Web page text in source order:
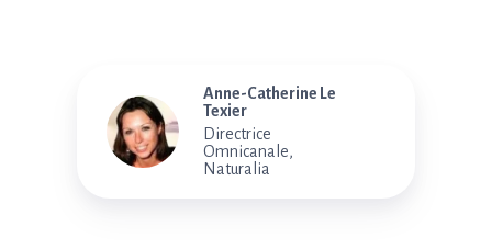
Anne-Catherine Le
Texier
Directrice
Omnicanale,
Naturalia